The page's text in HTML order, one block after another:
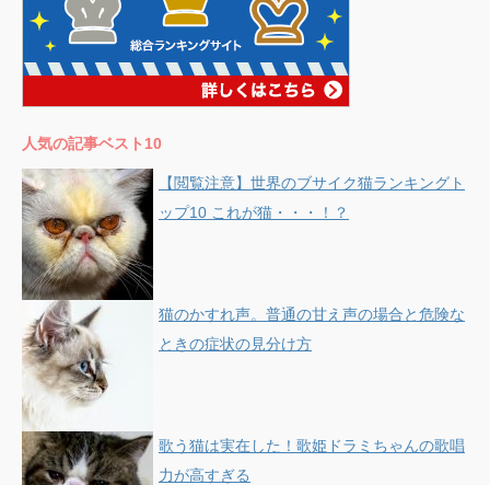
人気の記事ベスト10
【閲覧注意】世界のブサイク猫ランキングト
ップ10 これが猫・・・！？
猫のかすれ声。普通の甘え声の場合と危険な
ときの症状の見分け方
歌う猫は実在した！歌姫ドラミちゃんの歌唱
力が高すぎる